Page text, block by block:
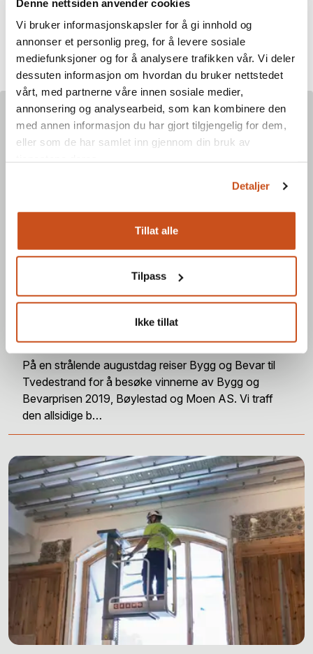
Denne nettsiden anvender cookies
Vi bruker informasjonskapsler for å gi innhold og
annonser et personlig preg, for å levere sosiale
mediefunksjoner og for å analysere trafikken vår. Vi deler
dessuten informasjon om hvordan du bruker nettstedet
vårt, med partnerne våre innen sosiale medier,
annonsering og analysearbeid, som kan kombinere den
med annen informasjon du har gjort tilgjengelig for dem,
eller som de har samlet inn gjennom din bruk av
Detaljer
Tillat alle
Tilpass
Ikke tillat
2013 T. Berner & Co AS
2012Møbelverkstedet Restaurering
Les mer om dette emnet
Et møte med Bøylestad og Moen
På en strålende augustdag reiser Bygg og Bevar til
Tvedestrand for å besøke vinnerne av Bygg og
Bevarprisen 2019, Bøylestad og Moen AS. Vi traff
den allsidige b…